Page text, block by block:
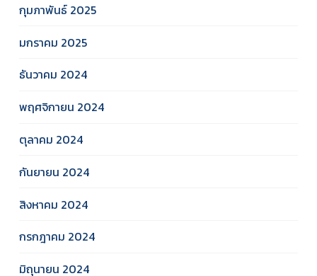
กุมภาพันธ์ 2025
มกราคม 2025
ธันวาคม 2024
พฤศจิกายน 2024
ตุลาคม 2024
กันยายน 2024
สิงหาคม 2024
กรกฎาคม 2024
มิถุนายน 2024